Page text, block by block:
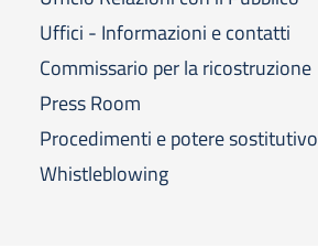
Uffici - Informazioni e contatti
Commissario per la ricostruzione
Press Room
Procedimenti e potere sostitutivo
Whistleblowing